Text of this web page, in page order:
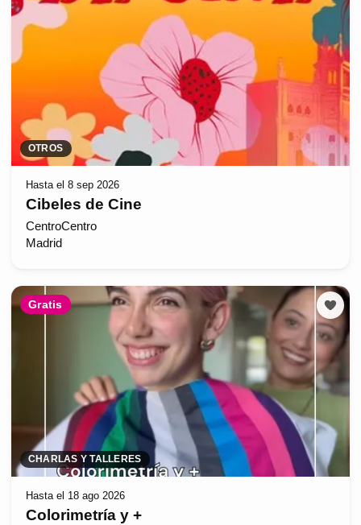
OTROS
Hasta el 8 sep 2026
Cibeles de Cine
CentroCentro
Madrid
Gratis
CHARLAS Y TALLERES
Hasta el 18 ago 2026
Colorimetría y +